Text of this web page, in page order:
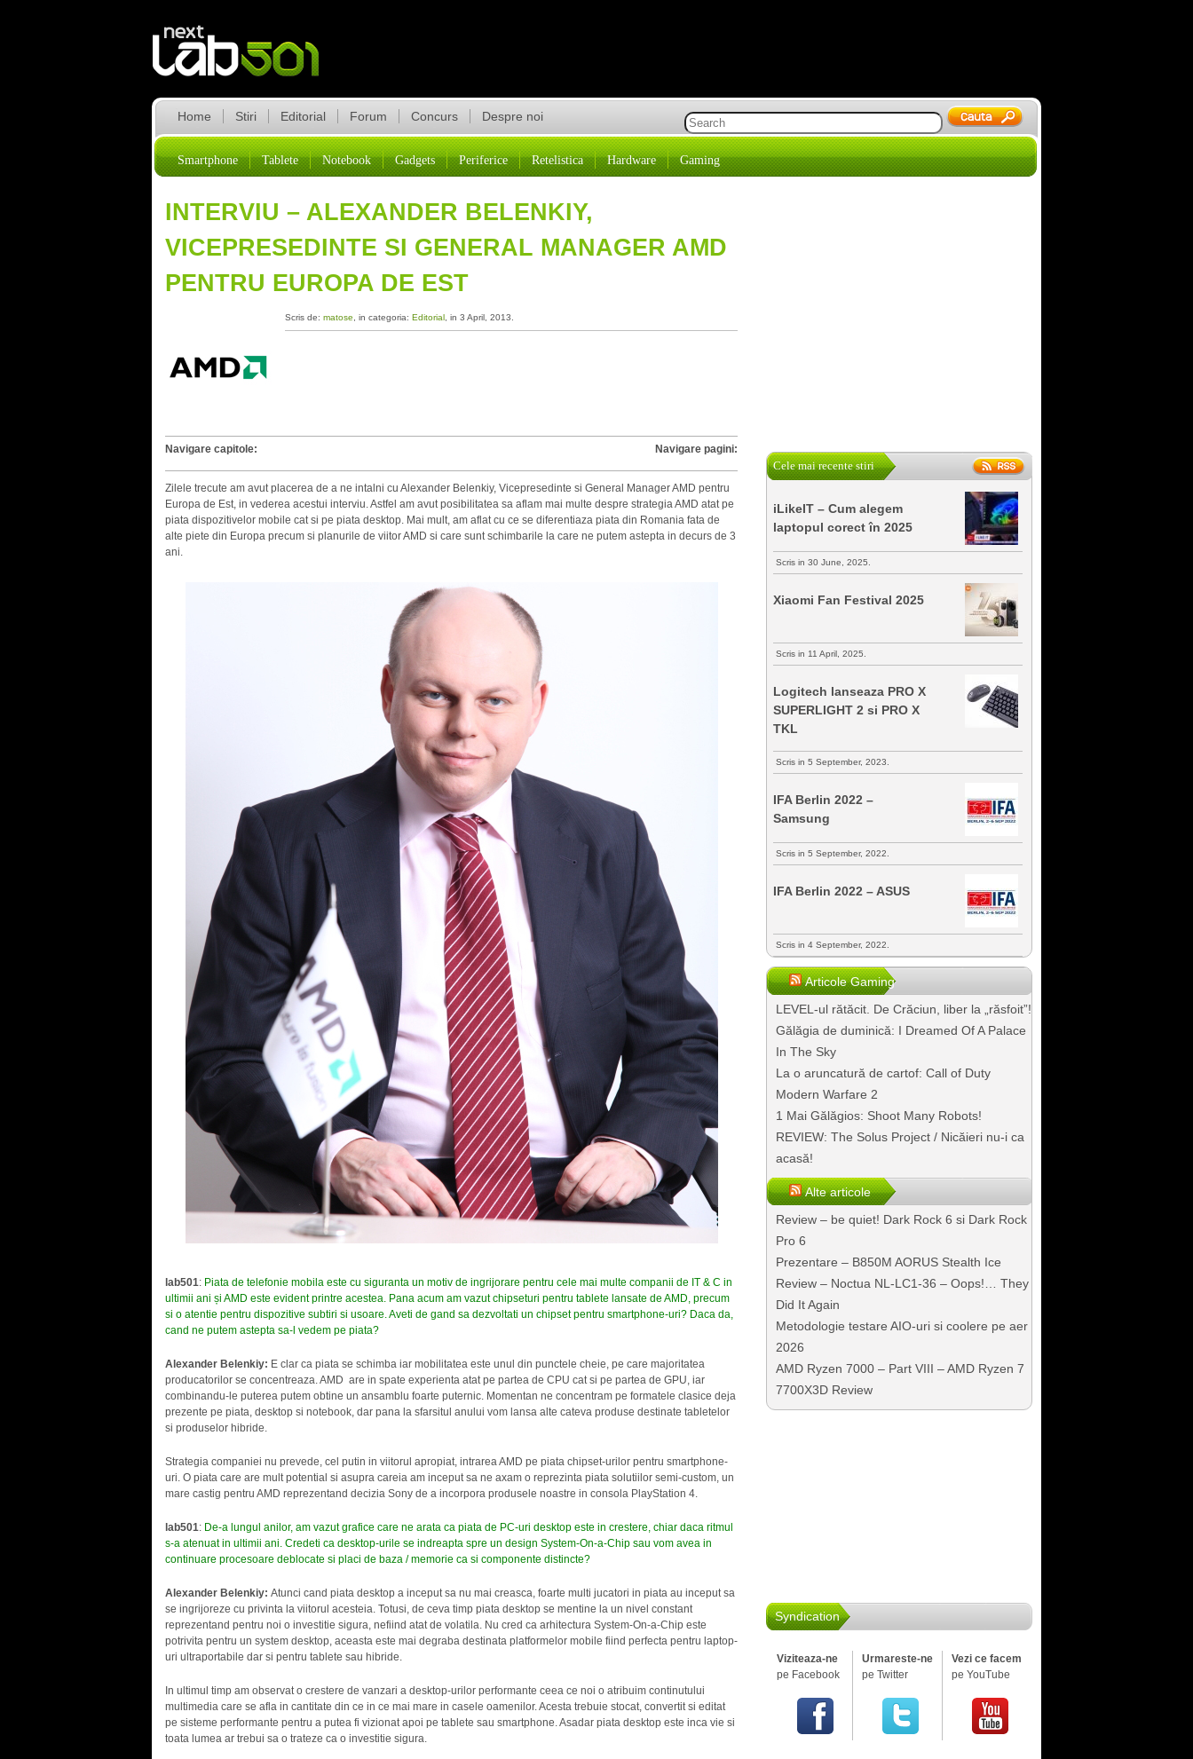
Home Stiri Editorial Forum Concurs Despre noi
Smartphone Tablete Notebook Gadgets Periferice Retelistica Hardware Gaming
INTERVIU – ALEXANDER BELENKIY,
VICEPRESEDINTE SI GENERAL MANAGER AMD
PENTRU EUROPA DE EST
Scris de: matose , in categoria: Editorial , in 3 April, 2013.
Navigare capitole: Navigare pagini:
Zilele trecute am avut placerea de a ne intalni cu Alexander Belenkiy, Vicepresedinte si General Manager AMD pentru
Europa de Est, in vederea acestui interviu. Astfel am avut posibilitatea sa aflam mai multe despre strategia AMD atat pe
piata dispozitivelor mobile cat si pe piata desktop. Mai mult, am aflat cu ce se diferentiaza piata din Romania fata de
alte piete din Europa precum si planurile de viitor AMD si care sunt schimbarile la care ne putem astepta in decurs de 3
ani.
lab501: Piata de telefonie mobila este cu siguranta un motiv de ingrijorare pentru cele mai multe companii de IT & C in
ultimii ani și AMD este evident printre acestea. Pana acum am vazut chipseturi pentru tablete lansate de AMD, precum
si o atentie pentru dispozitive subtiri si usoare. Aveti de gand sa dezvoltati un chipset pentru smartphone-uri? Daca da,
cand ne putem astepta sa-l vedem pe piata?
Alexander Belenkiy: E clar ca piata se schimba iar mobilitatea este unul din punctele cheie, pe care majoritatea
producatorilor se concentreaza. AMD are in spate experienta atat pe partea de CPU cat si pe partea de GPU, iar
combinandu-le puterea putem obtine un ansamblu foarte puternic. Momentan ne concentram pe formatele clasice deja
prezente pe piata, desktop si notebook, dar pana la sfarsitul anului vom lansa alte cateva produse destinate tabletelor
si produselor hibride.
Strategia companiei nu prevede, cel putin in viitorul apropiat, intrarea AMD pe piata chipset-urilor pentru smartphone-
uri. O piata care are mult potential si asupra careia am inceput sa ne axam o reprezinta piata solutiilor semi-custom, un
mare castig pentru AMD reprezentand decizia Sony de a incorpora produsele noastre in consola PlayStation 4.
lab501: De-a lungul anilor, am vazut grafice care ne arata ca piata de PC-uri desktop este in crestere, chiar daca ritmul
s-a atenuat in ultimii ani. Credeti ca desktop-urile se indreapta spre un design System-On-a-Chip sau vom avea in
continuare procesoare deblocate si placi de baza / memorie ca si componente distincte?
Alexander Belenkiy: Atunci cand piata desktop a inceput sa nu mai creasca, foarte multi jucatori in piata au inceput sa
se ingrijoreze cu privinta la viitorul acesteia. Totusi, de ceva timp piata desktop se mentine la un nivel constant
reprezentand pentru noi o investitie sigura, nefiind atat de volatila. Nu cred ca arhitectura System-On-a-Chip este
potrivita pentru un system desktop, aceasta este mai degraba destinata platformelor mobile fiind perfecta pentru laptop-
uri ultraportabile dar si pentru tablete sau hibride.
In ultimul timp am observat o crestere de vanzari a desktop-urilor performante ceea ce noi o atribuim continutului
multimedia care se afla in cantitate din ce in ce mai mare in casele oamenilor. Acesta trebuie stocat, convertit si editat
pe sisteme performante pentru a putea fi vizionat apoi pe tablete sau smartphone. Asadar piata desktop este inca vie si
toata lumea ar trebui sa o trateze ca o investitie sigura.
Cele mai recente stiri
iLikeIT – Cum alegem
laptopul corect în 2025
Scris in 30 June, 2025.
Xiaomi Fan Festival 2025
Scris in 11 April, 2025.
Logitech lanseaza PRO X
SUPERLIGHT 2 si PRO X
TKL
Scris in 5 September, 2023.
IFA Berlin 2022 –
Samsung
Scris in 5 September, 2022.
IFA Berlin 2022 – ASUS
Scris in 4 September, 2022.
Articole Gaming
LEVEL-ul rătăcit. De Crăciun, liber la „răsfoit”!
Gălăgia de duminică: I Dreamed Of A Palace
In The Sky
La o aruncatură de cartof: Call of Duty
Modern Warfare 2
1 Mai Gălăgios: Shoot Many Robots!
REVIEW: The Solus Project / Nicăieri nu-i ca
acasă!
Alte articole
Review – be quiet! Dark Rock 6 si Dark Rock
Pro 6
Prezentare – B850M AORUS Stealth Ice
Review – Noctua NL-LC1-36 – Oops!… They
Did It Again
Metodologie testare AIO-uri si coolere pe aer
2026
AMD Ryzen 7000 – Part VIII – AMD Ryzen 7
7700X3D Review
Syndication
Viziteaza-ne
pe Facebook
Urmareste-ne
pe Twitter
Vezi ce facem
pe YouTube